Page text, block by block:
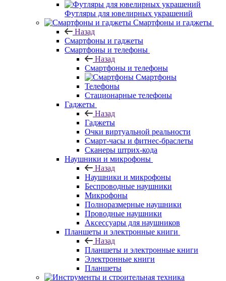
Футляры для ювелирных украшений
Смартфоны и гаджеты
Назад
Смартфоны и гаджеты
Смартфоны и телефоны
Назад
Смартфоны и телефоны
Смартфоны
Телефоны
Стационарные телефоны
Гаджеты
Назад
Гаджеты
Очки виртуальной реальности
Смарт-часы и фитнес-браслеты
Сканеры штрих-кода
Наушники и микрофоны
Назад
Наушники и микрофоны
Беспроводные наушники
Микрофоны
Полноразмерные наушники
Проводные наушники
Аксессуары для наушников
Планшеты и электронные книги
Назад
Планшеты и электронные книги
Электронные книги
Планшеты